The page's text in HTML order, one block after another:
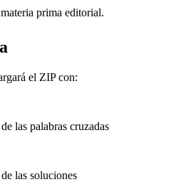
prima editorial.
el ZIP con:
las palabras cruzadas
las soluciones